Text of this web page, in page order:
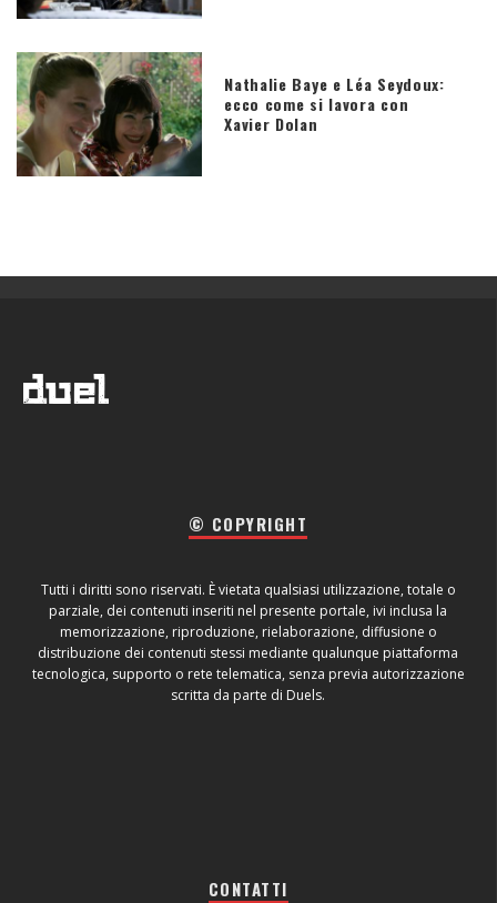
Nathalie Baye e Léa Seydoux:
ecco come si lavora con
Xavier Dolan
© COPYRIGHT
Tutti i diritti sono riservati. È vietata qualsiasi utilizzazione, totale o
parziale, dei contenuti inseriti nel presente portale, ivi inclusa la
memorizzazione, riproduzione, rielaborazione, diffusione o
distribuzione dei contenuti stessi mediante qualunque piattaforma
tecnologica, supporto o rete telematica, senza previa autorizzazione
scritta da parte di Duels.
CONTATTI